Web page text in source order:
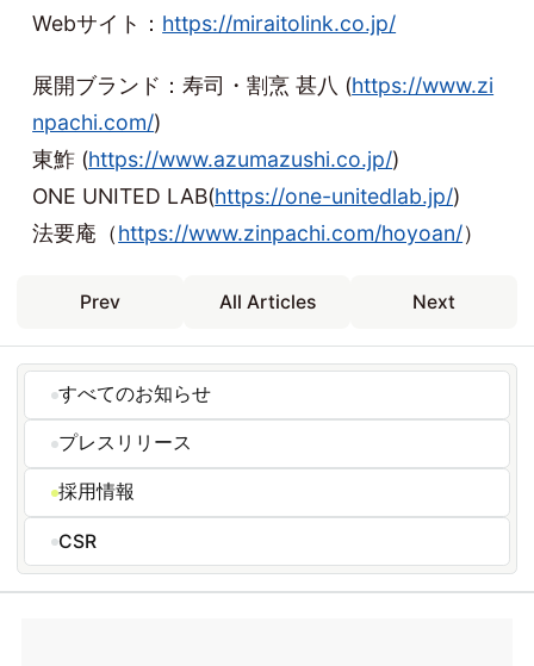
Webサイト： https://miraitolink.co.jp/
展開ブランド：寿司・割烹 甚八 (https://www.zi
npachi.com/)
東鮓 (https://www.azumazushi.co.jp/)
ONE UNITED LAB(https://one-unitedlab.jp/)
法要庵（https://www.zinpachi.com/hoyoan/）
Prev All Articles Next
すべてのお知らせ
プレスリリース
採用情報
CSR